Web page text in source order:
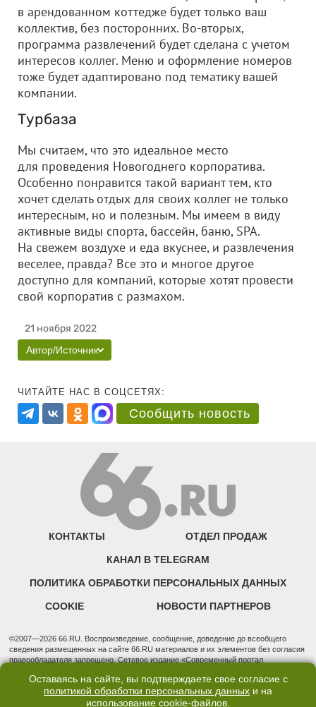
в арендованном коттедже будет только ваш
коллектив, без посторонних. Во-вторых,
программа развлечений будет сделана с учетом
интересов коллег. Меню и оформление номеров
тоже будет адаптировано под тематику вашей
компании.
Турбаза
Мы считаем, что это идеальное место
для проведения Новогоднего корпоратива.
Особенно понравится такой вариант тем, кто
хочет сделать отдых для своих коллег не только
интересным, но и полезным. Мы имеем в виду
активные виды спорта, бассейн, баню, SPA.
На свежем воздухе и еда вкуснее, и развлечения
веселее, правда? Все это и многое другое
доступно для компаний, которые хотят провести
свой корпоратив с размахом.
21 ноября 2022
Автор/Источник
ЧИТАЙТЕ НАС В СОЦСЕТЯХ:
Сообщить новость
КОНТАКТЫ ОТДЕЛ ПРОДАЖ
КАНАЛ В TELEGRAM
ПОЛИТИКА ОБРАБОТКИ ПЕРСОНАЛЬНЫХ ДАННЫХ
COOKIE НОВОСТИ ПАРТНЕРОВ
©2007—2026 66.RU. Воспроизведение, сообщение, доведение до всеобщего
сведения размещенных на сайте 66.RU материалов и их элементов без согласия
правообладателя запрещено. Сетевое издание «Современный портал
надзору в сфере связи, информационных технологий и массовых коммуникаций
(Роскомнадзор). Регистрационный номер ЭЛ № ФС 77 - 76634 от 02.09.2019
Учредитель: Общество с ограниченной ответственностью "66.ру". Юридический
Оставаясь на сайте, вы подтверждаете свое согласие с
политикой обработки персональных данных и на
использование cookie-файлов.